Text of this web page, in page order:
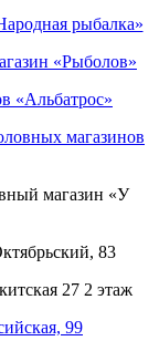
рыбалка»
«Рыболов»
«Альбатрос»
магазинов
магазин «У
83
27 2 этаж
99